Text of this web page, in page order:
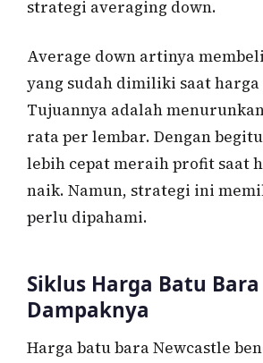
strategi averaging down.
Average down artinya
yang sudah dimiliki saat
Tujuannya adalah
rata per lembar. Dengan
lebih cepat meraih profit saat
naik. Namun, strategi ini
perlu dipahami.
Siklus Harga Batu
Dampaknya
Harga batu bara Newcastle